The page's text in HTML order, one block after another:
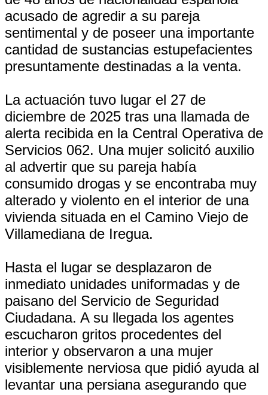
acusado de agredir a su pareja
sentimental y de poseer una importante
cantidad de sustancias estupefacientes
presuntamente destinadas a la venta.
La actuación tuvo lugar el 27 de
diciembre de 2025 tras una llamada de
alerta recibida en la Central Operativa de
Servicios 062. Una mujer solicitó auxilio
al advertir que su pareja había
consumido drogas y se encontraba muy
alterado y violento en el interior de una
vivienda situada en el Camino Viejo de
Villamediana de Iregua.
Hasta el lugar se desplazaron de
inmediato unidades uniformadas y de
paisano del Servicio de Seguridad
Ciudadana. A su llegada los agentes
escucharon gritos procedentes del
interior y observaron a una mujer
visiblemente nerviosa que pidió ayuda al
levantar una persiana asegurando que